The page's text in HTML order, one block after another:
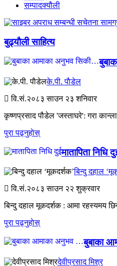
सम्पादक्यौली
बुढ्याैली साहित्य
के.पी. पाैडेल
वि.सं.२०८३साउन २३ शनिवार
कृष्णप्रसाद पौडेल 'जस्ताघरे': गरा
पुरा पढ्नुहाेस्
मातापिता निधि
बिन्दु दहाल
वि.सं.२०८३साउन २२ शुक्रवार
बिन्दु दहाल मूकदर्शक : आमा रहस्यमय
पुरा पढ्नुहाेस्
बुबाका
देवीप्रसाद मिश्र